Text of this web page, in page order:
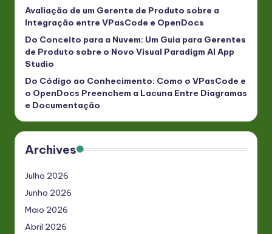
Avaliação de um Gerente de Produto sobre a
Integração entre VPasCode e OpenDocs
Do Conceito para a Nuvem: Um Guia para Gerentes
de Produto sobre o Novo Visual Paradigm AI App
Studio
Do Código ao Conhecimento: Como o VPasCode e
o OpenDocs Preenchem a Lacuna Entre Diagramas
e Documentação
Archives
Julho 2026
Junho 2026
Maio 2026
Abril 2026